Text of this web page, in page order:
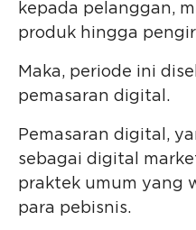
kepada pelanggan,
produk hingga
Maka, periode ini
pemasaran digital.
Pemasaran digital,
sebagai digital
praktek umum yang
para pebisnis.